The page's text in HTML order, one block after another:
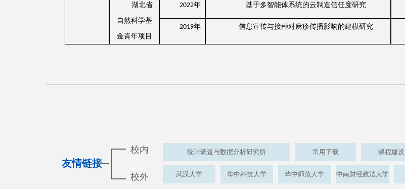
湖北省
自然科学基
金青年项目
2022年 基于多智能体系统的云制造信任度研究
2019年 信息宣传与接种对麻疹传播影响的建模研究
友情链接
校内
校外
统计调查与数据分析研究所 常用下载 课程建设
武汉大学 华中科技大学 华中师范大学 中南财经政法大学